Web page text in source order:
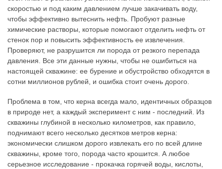
скоростью и под каким давлением лучше закачивать воду,
чтобы эффективно вытеснить нефть. Пробуют разные
химические растворы, которые помогают отделить нефть от
стенок пор и повысить эффективность ее извлечения.
Проверяют, не разрушится ли порода от резкого перепада
давления. Все эти данные нужны, чтобы не ошибиться на
настоящей скважине: ее бурение и обустройство обходятся в
сотни миллионов рублей, и ошибка стоит очень дорого.
Проблема в том, что керна всегда мало, идентичных образцов
в природе нет, а каждый эксперимент с ним - последний. Из
скважины глубиной в несколько километров, как правило,
поднимают всего несколько десятков метров керна:
экономически слишком дорого извлекать его по всей длине
скважины, кроме того, порода часто крошится. А любое
серьезное исследование - прокачка горячей воды, кислоты,